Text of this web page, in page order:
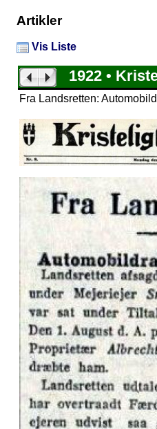
Artikler
Vis Liste
1922 •
Fra Landsretten: